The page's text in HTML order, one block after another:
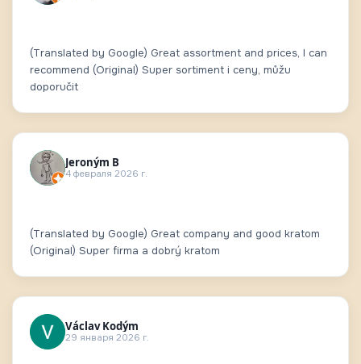
(Translated by Google) Great assortment and prices, I can
recommend (Original) Super sortiment i ceny, můžu
doporučit
Jeroným B
4 февраля 2026 г.
(Translated by Google) Great company and good kratom
(Original) Super firma a dobrý kratom
Václav Kodým
29 января 2026 г.